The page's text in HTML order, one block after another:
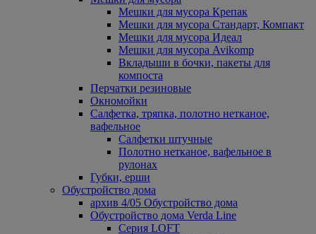
Мешки для мусора Крепак
Мешки для мусора Стандарт, Компакт
Мешки для мусора Идеал
Мешки для мусора Avikomp
Вкладыши в бочки, пакеты для
компоста
Перчатки резиновые
Окномойки
Салфетка, тряпка, полотно нетканое,
вафельное
Салфетки штучные
Полотно нетканое, вафельное в
рулонах
Губки, ерши
Обустройство дома
архив 4/05 Обустройство дома
Обустройство дома Verda Line
Серия LOFT